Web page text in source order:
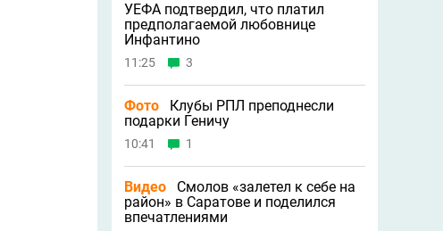
УЕФА подтвердил, что платил
предполагаемой любовнице
Инфантино
11:25 3
Фото
Клубы РПЛ преподнесли
подарки Геничу
10:41 1
Видео
Смолов «залетел к себе на
район» в Саратове и поделился
впечатлениями